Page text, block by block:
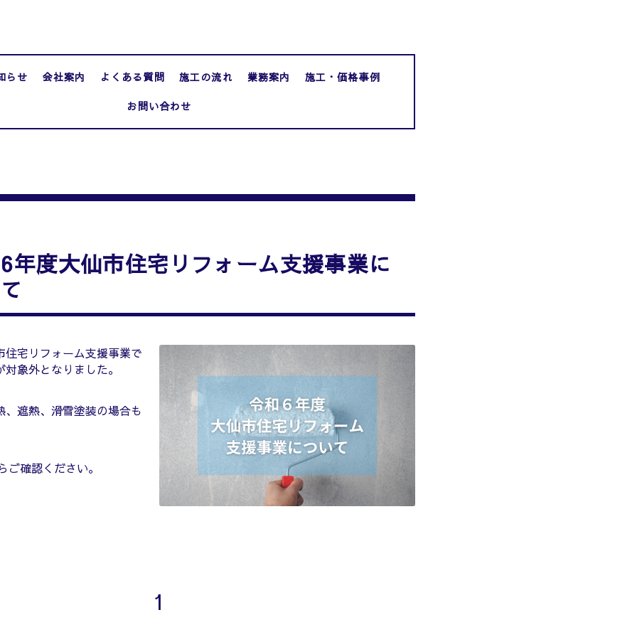
らせ 会社案内 よくある質問 施工の流れ 業務案内 施工・価格事例
お問い合わせ
年度大仙市住宅リフォーム支援事業に
住宅リフォーム支援事業で
象外となりました。
、遮熱、滑雪塗装の場合も
ご確認ください。
1